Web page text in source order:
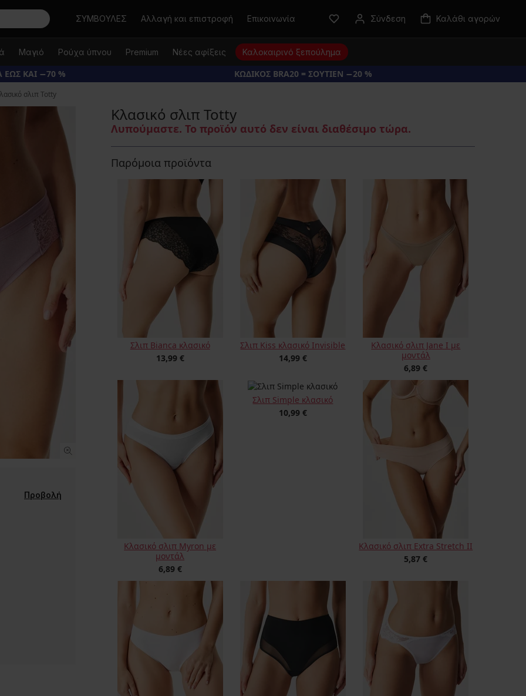
Αναζήτηση
ΣΥΜΒΟΥΛΕΣ Αλλαγή και επιστροφή Επικοινωνία Σύνδεση Καλάθι αγορών
Μαγιό Ρούχα ύπνου Premium Νέες αφίξεις Καλοκαιρινό ξεπούλημα
ΚΑΙ −70 % ΚΩΔΙΚΟΣ BRA20 = ΣΟΥΤΙΕΝ −20 %
σλιπ Totty
Προβολή
Κλασικό σλιπ Totty
Λυπούμαστε. Το προϊόν αυτό δεν είναι διαθέσιμο τώρα.
Παρόμοια προϊόντα
Σλιπ Bianca κλασικό
13,99 €
Σλιπ Kiss κλασικό Invisible
14,99 €
Κλασικό σλιπ Jane Ι με
μοντάλ
6,89 €
Κλασικό σλιπ Myron με
μοντάλ
6,89 €
Σλιπ Simple κλασικό
10,99 €
Κλασικό σλιπ Extra Stretch II
5,87 €